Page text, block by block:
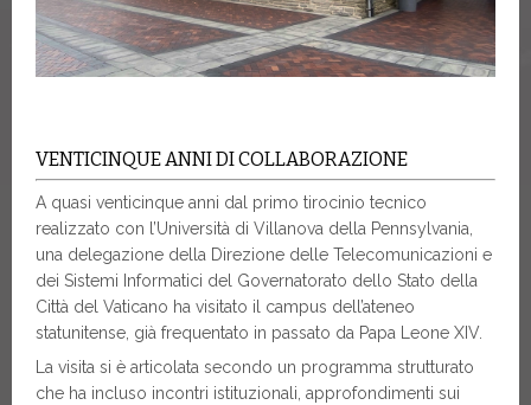
VENTICINQUE ANNI DI COLLABORAZIONE
A quasi venticinque anni dal primo tirocinio tecnico
realizzato con l’Università di Villanova della Pennsylvania,
una delegazione della Direzione delle Telecomunicazioni e
dei Sistemi Informatici del Governatorato dello Stato della
Città del Vaticano ha visitato il campus dell’ateneo
statunitense, già frequentato in passato da Papa Leone XIV.
La visita si è articolata secondo un programma strutturato
che ha incluso incontri istituzionali, approfondimenti sui